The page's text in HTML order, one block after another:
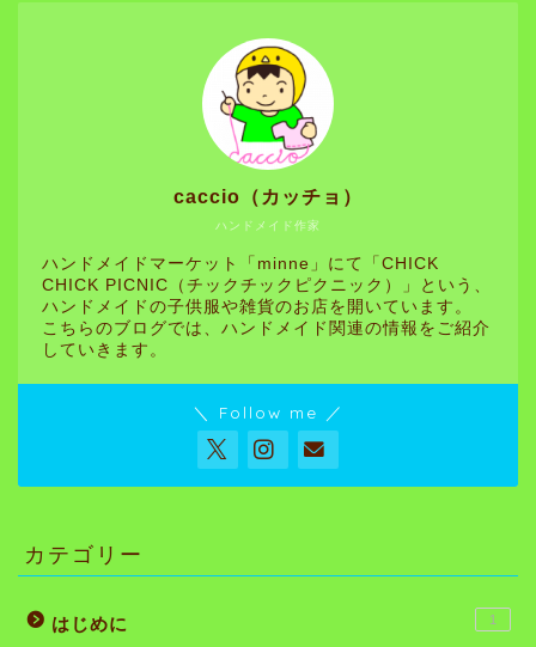
ハンドメイド作家
caccio（カッチョ）
ハンドメイドマーケット「minne」にて「CHICK
CHICK PICNIC（チックチックピクニック）」という、
ハンドメイドの子供服や雑貨のお店を開いています。
こちらのブログでは、ハンドメイド関連の情報をご紹介
していきます。
＼ Follow me ／
カテゴリー
はじめに 1